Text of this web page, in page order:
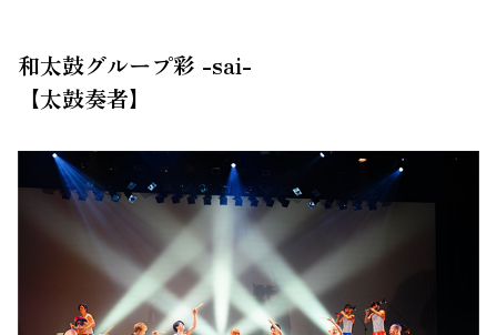
和太鼓グループ彩 -sai-
【太鼓奏者】